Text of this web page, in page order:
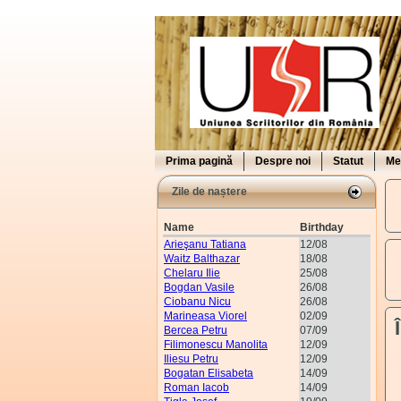
Prima pagină Despre noi Statut
Zile de naștere
Name
Birthday
Arieşanu Tatiana
12/08
Waitz Balthazar
18/08
Chelaru Ilie
25/08
Bogdan Vasile
26/08
Ciobanu Nicu
26/08
Marineasa Viorel
02/09
Bercea Petru
07/09
Filimonescu Manolita
12/09
Iliesu Petru
12/09
Bogatan Elisabeta
14/09
Roman Iacob
14/09